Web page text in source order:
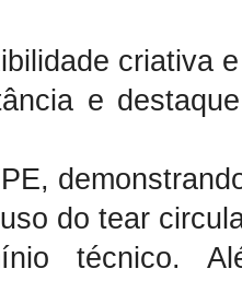
criativa
e
do tear
técnico.